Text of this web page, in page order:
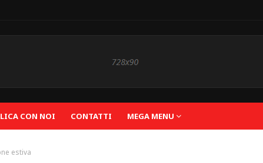
CON NOI CONTATTI MEGA MENU
estiva